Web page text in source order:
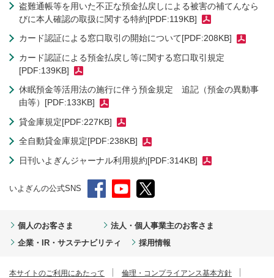
盗難通帳等を用いた不正な預金払戻しによる被害の補てんなら
びに本人確認の取扱に関する特約[PDF:119KB]
カード認証による窓口取引の開始について[PDF:208KB]
カード認証による預金払戻し等に関する窓口取引規定
[PDF:139KB]
休眠預金等活用法の施行に伴う預金規定 追記（預金の異動事
由等）[PDF:133KB]
貸金庫規定[PDF:227KB]
全自動貸金庫規定[PDF:238KB]
日刊いよぎんジャーナル利用規約[PDF:314KB]
いよぎんの公式SNS
個人のお客さま
法人・個人事業主のお客さま
企業・IR・サステナビリティ
採用情報
本サイトのご利用にあたって 倫理・コンプライアンス基本方針